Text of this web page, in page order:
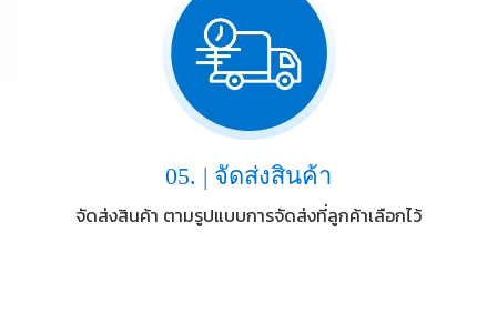
05. | จัดส่งสินค้า
จัดส่งสินค้า ตามรูปแบบการจัดส่งที่ลูกค้าเลือกไว้